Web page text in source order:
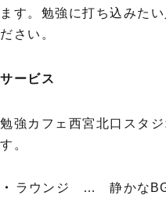
ます。勉強に打ち込みた
ださい。
サービス
勉強カフェ西宮北口スタ
す。
ラウンジ … 静かな